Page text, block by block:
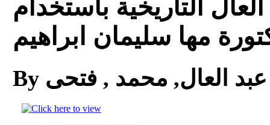
التاريخية باستخدام
مها سليمان ابراهيم
By عبد العال, محمد , فتحى